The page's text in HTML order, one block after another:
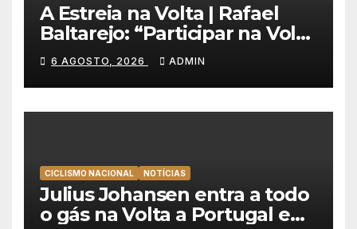
A Estreia na Volta | Rafael
Baltarejo: “Participar na Volta
a Portugal é o sonho de
qualquer ciclista”
6 AGOSTO, 2026 ADMIN
CICLISMO NACIONAL NOTÍCIAS
Julius Johansen entra a todo
o gás na Volta a Portugal e